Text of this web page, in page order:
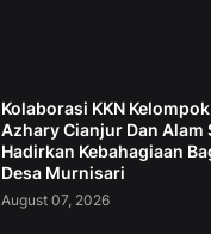
Kolaborasi KKN
Azhary Cianjur Dan Alam
Hadirkan Kebahagiaan
Desa Murnisari
August 07, 2026